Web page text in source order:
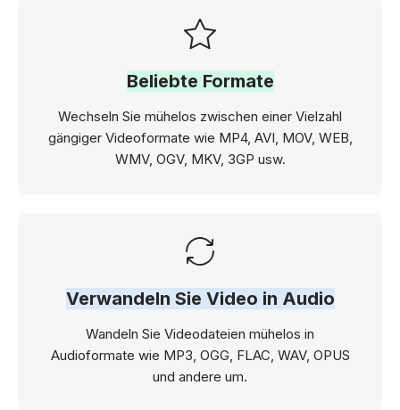
Beliebte Formate
Wechseln Sie mühelos zwischen einer Vielzahl
gängiger Videoformate wie MP4, AVI, MOV, WEB,
WMV, OGV, MKV, 3GP usw.
Verwandeln Sie Video in Audio
Wandeln Sie Videodateien mühelos in
Audioformate wie MP3, OGG, FLAC, WAV, OPUS
und andere um.